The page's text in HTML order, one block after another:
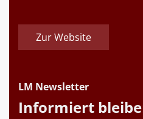
Zur Website
LM Newsletter
Informiert